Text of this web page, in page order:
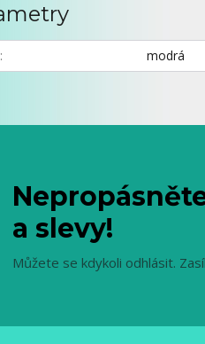
modrá
a slevy!
Můžete se kdykoli odhlásit.